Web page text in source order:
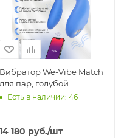
Вибратор We-Vibe Match
для пар, голубой
Есть в наличии: 46
14 180 руб./шт